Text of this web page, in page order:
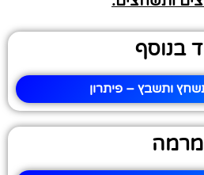
בנוסף
ותשבץ – פיתרון
מרמה